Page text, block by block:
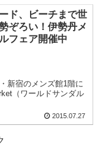
ド、ビーチまで世
ぞろい！伊勢丹メ
フェア開催中
新宿のメンズ館1階に
（ワールドサンダル
2015.07.27